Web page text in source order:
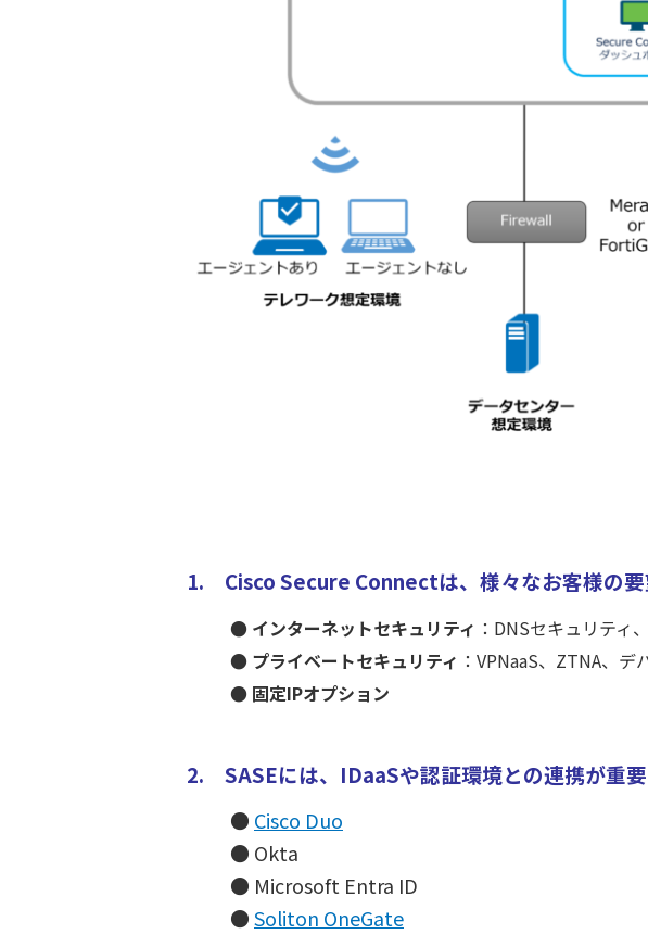
1. Cisco Secure Connectは、様々なお客様の要
● インターネットセキュリティ ：DNSセキュリティ
● プライベートセキュリティ ：VPNaaS、ZTNA、デ
● 固定IPオプション
2. SASEには、IDaaSや認証環境との連携が重要
● Cisco Duo
● Okta
● Microsoft Entra ID
●Soliton OneGate